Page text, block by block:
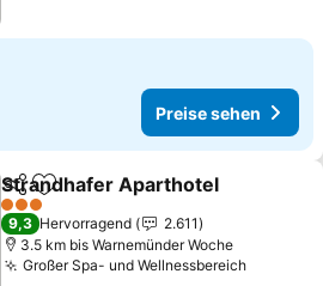
Preise sehen
TeilenZu Favoriten hinzufügen
Strandhafer Aparthotel
3 Sterne
9,3 Hervorragend
2.611
3.5 km bis Warnemünder Woche
Großer Spa- und Wellnessbereich